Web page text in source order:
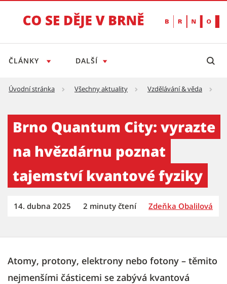
ČLÁNKY DALŠÍ
Úvodní stránka Všechny aktuality Vzdělávání & věda
Brno Quantum City: vyrazte
na hvězdárnu poznat
tajemství kvantové fyziky
14. dubna 2025 2 minuty čtení Zdeňka Obalilová
Atomy, protony, elektrony nebo fotony – těmito
nejmenšími částicemi se zabývá kvantová